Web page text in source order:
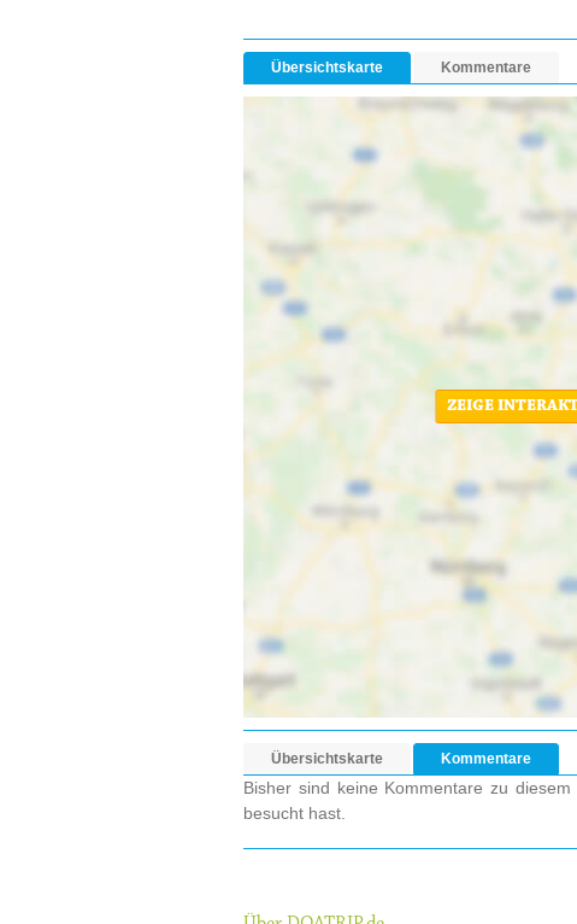
Übersichtskarte Kommentare
ZEIGE
Übersichtskarte Kommentare
Bisher sind keine Kommentare zu
besucht hast.